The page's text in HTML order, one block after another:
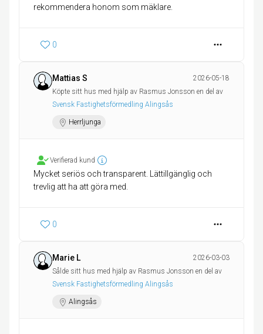
rekommendera honom som mäklare.
0
Mattias S
2026-05-18
Köpte sitt hus med hjälp av Rasmus Jonsson en del av
Svensk Fastighetsförmedling Alingsås
Herrljunga
Verifierad kund
Mycket seriös och transparent. Lättillgänglig och
0
Marie L
2026-03-03
Sålde sitt hus med hjälp av Rasmus Jonsson en del av
Svensk Fastighetsförmedling Alingsås
Alingsås